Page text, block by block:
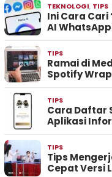
TEKNOLOGI, TIPS
Ini Cara Cari
AI
TIPS
Ramai di
Spotify
TIPS
Cara Daftar
Aplikasi
TIPS
Tips
Cepat Versi